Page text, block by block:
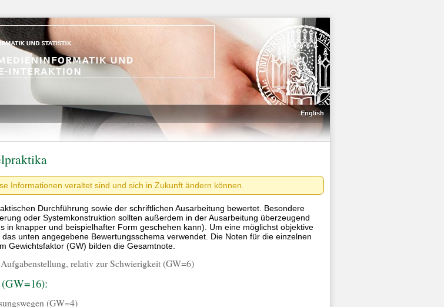
English
Informationen veraltet sind und sich in Zukunft ändern können.
Durchführung sowie der schriftlichen Ausarbeitung bewertet. Besondere
oder Systemkonstruktion sollten außerdem in der Ausarbeitung überzeugend
in knapper und beispielhafter Form geschehen kann). Um eine möglichst objektive
unten angegebene Bewertungsschema verwendet. Die Noten für die einzelnen
Gewichtsfaktor (GW) bilden die Gesamtnote.
relativ zur Schwierigkeit (GW=6)
(GW=16):
(GW=4)